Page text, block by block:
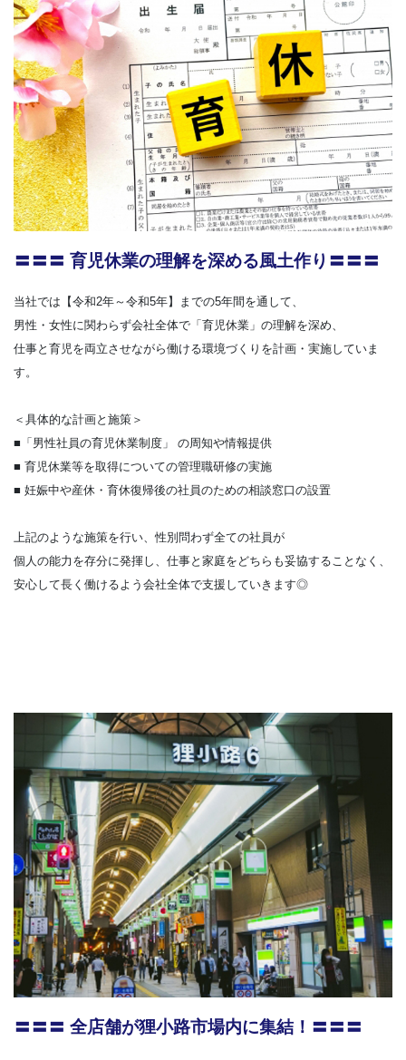
〓〓〓 育児休業の理解を深める風土作り〓〓〓
当社では【令和2年～令和5年】までの5年間を通して、
男性・女性に関わらず会社全体で「育児休業」の理解を深め、
仕事と育児を両立させながら働ける環境づくりを計画・実施していま
す。
＜具体的な計画と施策＞
■「男性社員の育児休業制度」 の周知や情報提供
■ 育児休業等を取得についての管理職研修の実施
■ 妊娠中や産休・育休復帰後の社員のための相談窓口の設置
上記のような施策を行い、性別問わず全ての社員が
個人の能力を存分に発揮し、仕事と家庭をどちらも妥協することなく、
安心して長く働けるよう会社全体で支援していきます◎
〓〓〓 全店舗が狸小路市場内に集結！〓〓〓